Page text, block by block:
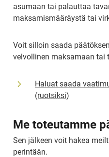
asumaan tai palauttaa
maksamismääräystä tai
Voit silloin saada
velvollinen maksamaan tai
Haluat saada
(ruotsiksi)
Me toteutamme
Sen jälkeen voit hakea
perintään.